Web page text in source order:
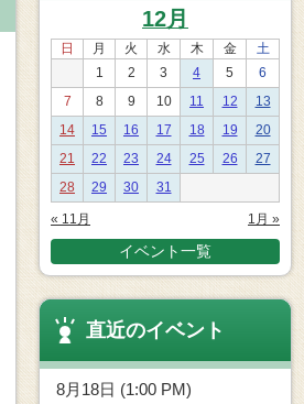
12月
日 月 火 水 木 金
土
1
2 3 4 5
6
7
8 9 10 11 12
13
14
15 16 17 18 19
20
21
22 23 24 25 26
27
28
29 30 31
« 11月 1月 »
イベント一覧
直近のイベント
8月18日 (1:00 PM)